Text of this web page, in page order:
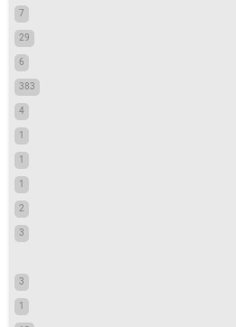
7
29
6
383
4
1
1
1
2
3
3
1